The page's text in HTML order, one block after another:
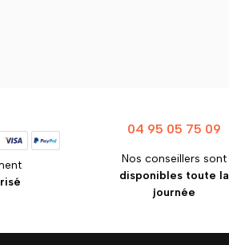
04 95 05 75 09
Nos conseillers sont
disponibles toute la
journée